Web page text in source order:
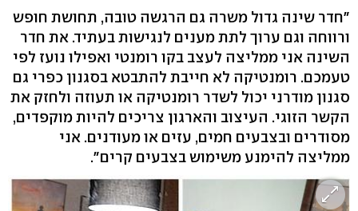
"חדר שינה גדול משרה גם הרגשה טובה, תחושת חופש
ורווחה וגם ערוך לתת מענים לנגישות בעתיד. את חדר
השינה אני ממליצה לעצב בקו רומנטי ואפילו נועז לפי
טעמכם. רומנטיקה לא חייבת להתבטא בסגנון כפרי גם
סגנון מודרני יכול לשדר רומנטיקה או תעוזה ולחזק את
הקשר הזוגי. העיצוב והארגון צריכים להיות מוקפדים,
מסודרים ובצבעים חמים, עזים או מעודנים. אני
ממליצה להימנע משימוש בצבעים קרים".